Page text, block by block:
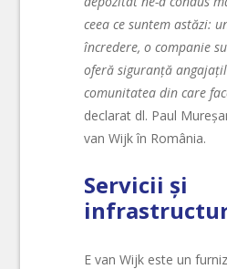
ceea ce suntem astăzi:
încredere, o companie
oferă siguranță
comunitatea din care
declarat dl. Paul
van Wijk în România.
Servicii și
E van Wijk este un